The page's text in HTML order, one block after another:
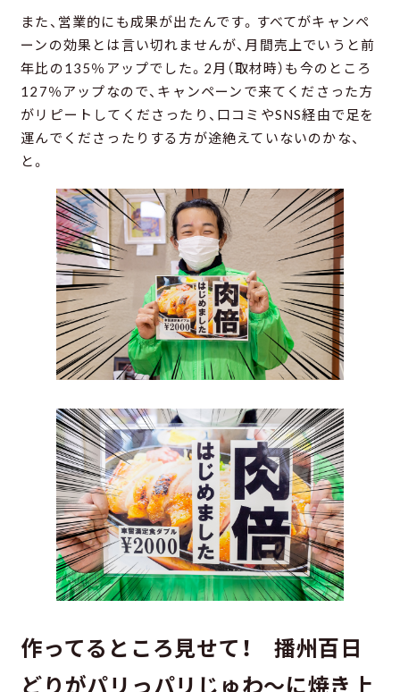
また、営業的にも成果が出たんです。すべてがキャンペ
ーンの効果とは言い切れませんが、月間売上でいうと前
年比の135％アップでした。2月（取材時）も今のところ
127％アップなので、キャンペーンで来てくださった方
がリピートしてくださったり、口コミやSNS経由で足を
運んでくださったりする方が途絶えていないのかな、
と。
作ってるところ見せて！ 播州百日
どりがパリっパリじゅわ～に焼き上